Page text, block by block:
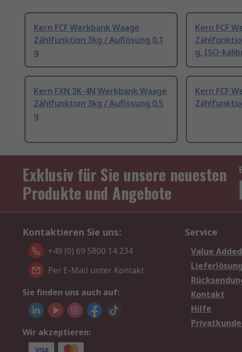
Kern FCF Werkbank Waage
Zählfunktion 3kg / Auflösung 0.1
g
Kern FCF
g, ISO-
Kern FXN 3K-4N Werkbank Waage
Zählfunktion 3kg / Auflösung 0.5
g
Kern FCF
Exklusiv für Sie unsere neuesten
Produkte und Angebote
Kontaktieren Sie uns:
+49 (0) 69 5800 14 234
Per E-Mail unter Kontakt
Sie finden uns auch auf:
Wir akzeptieren:
Service
Value
Kontakt
Hilfe